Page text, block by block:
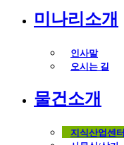
미나리소개
인사말
오시는 길
물건소개
지식산업센터